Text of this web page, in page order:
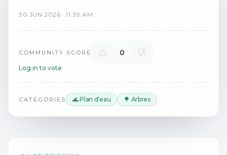
30 JUN 2026 ·11:39 AM
COMMUNITY SCORE 0
Log in to vote
CATEGORIES 🌊 Plan d'eau 🌳 Arbres